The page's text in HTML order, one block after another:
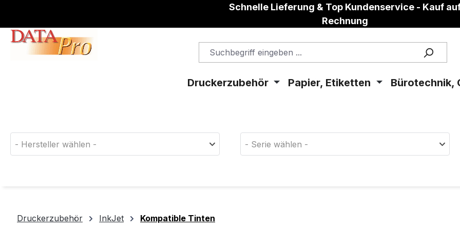
Schnelle Lieferung & Top Kundenservice - Kauf
Rechnung
Druckerzubehör Papier, Etiketten Bürotechnik,
- Hersteller wählen - - Serie wählen -
Druckerzubehör InkJet Kompatible Tinten